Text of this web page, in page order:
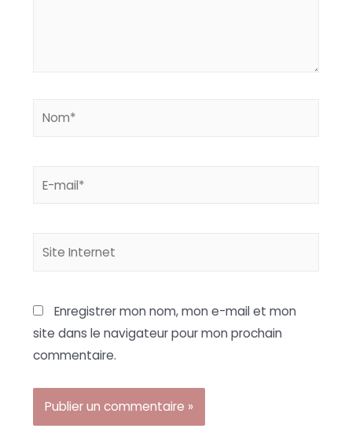
Site
Enregistrer mon nom, mon e-mail et mon
site dans le navigateur pour mon prochain
commentaire.